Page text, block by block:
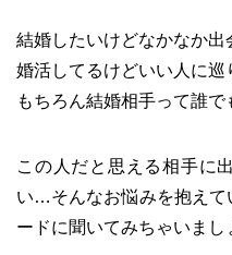
結婚したいけどなかなか出
婚活してるけどいい人に巡
もちろん結婚相手って誰
この人だと思える相手に
い…そんなお悩みを抱えて
ードに聞いてみちゃいまし